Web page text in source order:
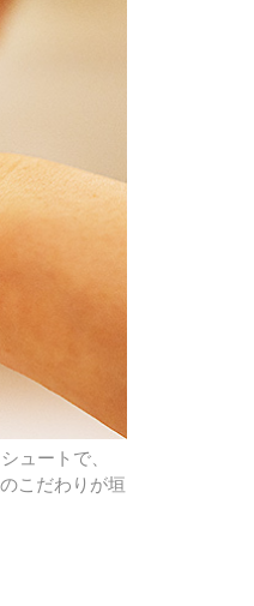
ュートで、
こだわりが垣